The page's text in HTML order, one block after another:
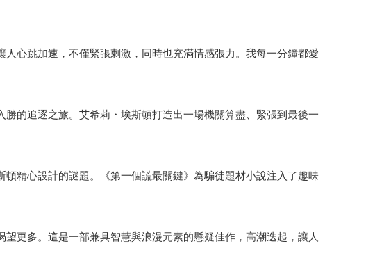
心跳加速，不僅緊張刺激，同時也充滿情感張力。我每一分鐘都愛
的追逐之旅。艾希莉・埃斯頓打造出一場機關算盡、緊張到最後一
精心設計的謎題。《第一個謊最關鍵》為騙徒題材小說注入了趣味
更多。這是一部兼具智慧與浪漫元素的懸疑佳作，高潮迭起，讓人